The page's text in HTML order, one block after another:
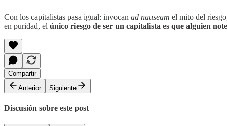
Con los capitalistas pasa igual: invocan ad nauseam el mito del
en puridad, el único riesgo de ser un capitalista es que alguien
Compartir
Anterior
Siguiente
Discusión sobre este post